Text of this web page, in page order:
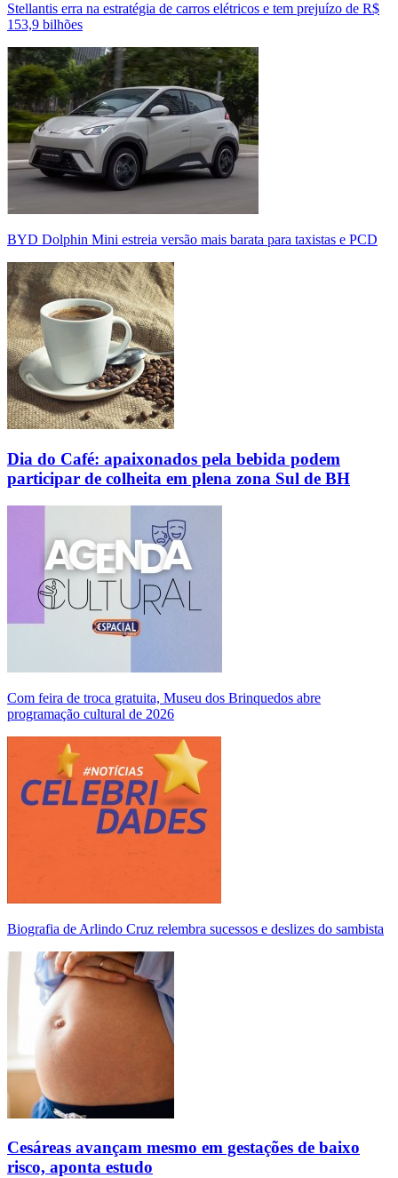
Stellantis erra na estratégia de carros elétricos e tem prejuízo de R$
153,9 bilhões
BYD Dolphin Mini estreia versão mais barata para taxistas e PCD
Dia do Café: apaixonados pela bebida podem
participar de colheita em plena zona Sul de BH
Com feira de troca gratuita, Museu dos Brinquedos abre
programação cultural de 2026
Biografia de Arlindo Cruz relembra sucessos e deslizes do sambista
Cesáreas avançam mesmo em gestações de baixo
risco, aponta estudo